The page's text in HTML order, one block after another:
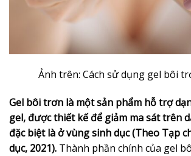
Ảnh trên: Cách sử dụng gel bôi
Gel bôi trơn là một sản phẩm hỗ trợ
gel, được thiết kế để giảm ma sát trên
đặc biệt là ở vùng sinh dục (Theo Tạp
dục, 2021). Thành phần chính của gel